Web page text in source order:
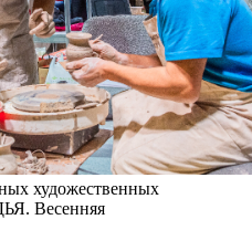
художественных
Весенняя